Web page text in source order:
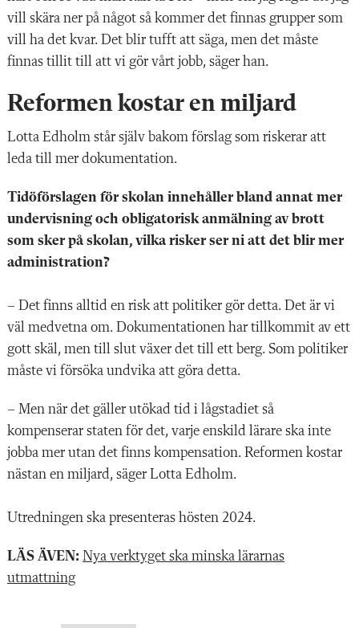
vill skära ner på något så kommer det finnas grupper som
vill ha det kvar. Det blir tufft att säga, men det måste
finnas tillit till att vi gör vårt jobb, säger han.
Reformen kostar en miljard
Lotta Edholm står själv bakom förslag som riskerar att
leda till mer dokumentation.
Tidöförslagen för skolan innehåller bland annat mer
undervisning och obligatorisk anmälning av brott
som sker på skolan, vilka risker ser ni att det blir mer
administration?
– Det finns alltid en risk att politiker gör detta. Det är vi
väl medvetna om. Dokumentationen har tillkommit av ett
gott skäl, men till slut växer det till ett berg. Som politiker
måste vi försöka undvika att göra detta.
– Men när det gäller utökad tid i lågstadiet så
kompenserar staten för det, varje enskild lärare ska inte
jobba mer utan det finns kompensation. Reformen kostar
nästan en miljard, säger Lotta Edholm.
Utredningen ska presenteras hösten 2024.
LÄS ÄVEN: Nya verktyget ska minska lärarnas
utmattning